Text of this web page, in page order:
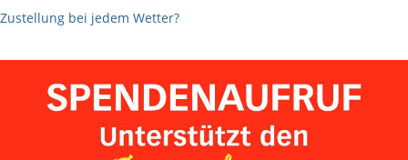
Zustellung bei jedem Wetter?